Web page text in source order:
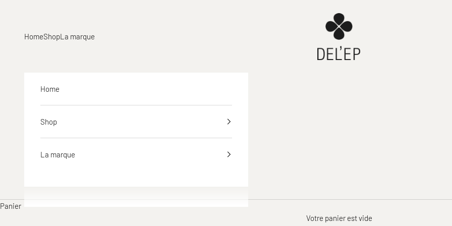
HomeShopLa marque
Home
Shop
La marque
Panier
Votre panier est vide